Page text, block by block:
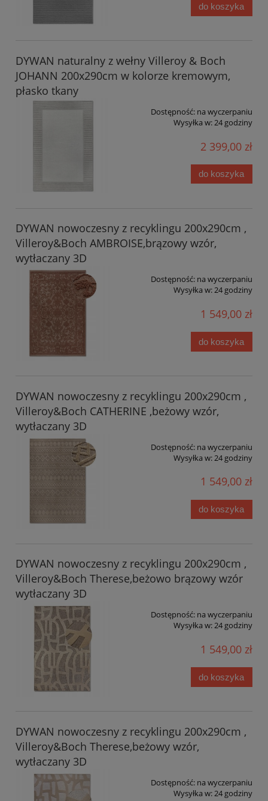
do koszyka
DYWAN naturalny z wełny Villeroy & Boch
JOHANN 200x290cm w kolorze kremowym,
płasko tkany
Dostępność: na wyczerpaniu
Wysyłka w:24 godziny
2 399,00 zł
do koszyka
DYWAN nowoczesny z recyklingu 200x290cm ,
Villeroy&Boch AMBROISE,brązowy wzór,
wytłaczany 3D
Dostępność: na wyczerpaniu
Wysyłka w:24 godziny
1 549,00 zł
do koszyka
DYWAN nowoczesny z recyklingu 200x290cm ,
Villeroy&Boch CATHERINE ,beżowy wzór,
wytłaczany 3D
Dostępność: na wyczerpaniu
Wysyłka w:24 godziny
1 549,00 zł
do koszyka
DYWAN nowoczesny z recyklingu 200x290cm ,
Villeroy&Boch Therese,beżowo brązowy wzór
wytłaczany 3D
Dostępność: na wyczerpaniu
Wysyłka w:24 godziny
1 549,00 zł
do koszyka
DYWAN nowoczesny z recyklingu 200x290cm ,
Villeroy&Boch Therese,beżowy wzór,
wytłaczany 3D
Dostępność: na wyczerpaniu
Wysyłka w:24 godziny